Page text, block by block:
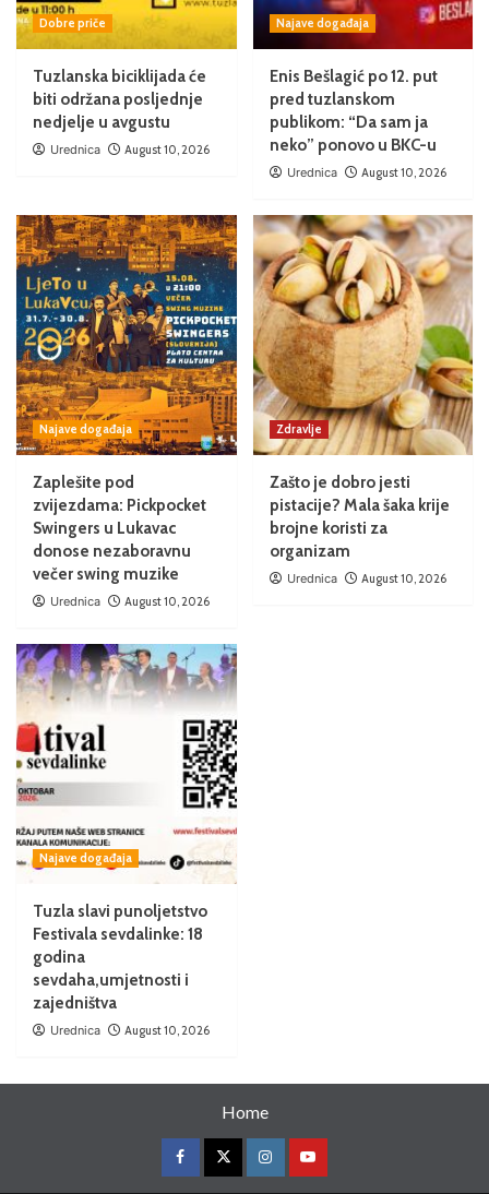
Dobre priče
Tuzlanska biciklijada će
biti održana posljednje
nedjelje u avgustu
Urednica August 10, 2026
Najave događaja
Enis Bešlagić po 12. put
pred tuzlanskom
publikom: “Da sam ja
neko” ponovo u BKC-u
Urednica August 10, 2026
Najave događaja
Zaplešite pod
zvijezdama: Pickpocket
Swingers u Lukavac
donose nezaboravnu
večer swing muzike
Urednica August 10, 2026
Zdravlje
Zašto je dobro jesti
pistacije? Mala šaka krije
brojne koristi za
organizam
Urednica August 10, 2026
Najave događaja
Tuzla slavi punoljetstvo
Festivala sevdalinke: 18
godina
sevdaha,umjetnosti i
zajedništva
Urednica August 10, 2026
Home